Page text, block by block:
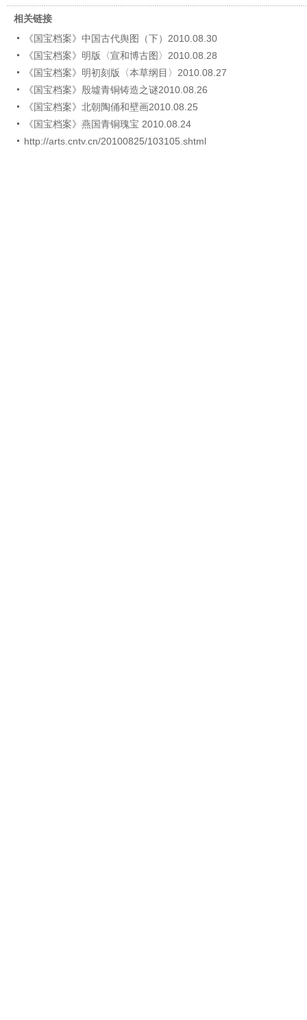
相关链接
《国宝档案》中国古代舆图（下）2010.08.30
《国宝档案》明版〈宣和博古图〉2010.08.28
《国宝档案》明初刻版〈本草纲目〉2010.08.27
《国宝档案》殷墟青铜铸造之谜2010.08.26
《国宝档案》北朝陶俑和壁画2010.08.25
《国宝档案》燕国青铜瑰宝 2010.08.24
http://arts.cntv.cn/20100825/103105.shtml